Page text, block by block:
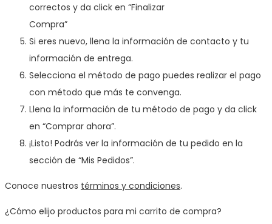
correctos y da click en “Finalizar
Compra”
Si eres nuevo, llena la información de contacto y tu
información de entrega.
Selecciona el método de pago puedes realizar el pago
con método que más te convenga.
Llena la información de tu método de pago y da click
en “Comprar ahora”.
¡Listo! Podrás ver la información de tu pedido en la
sección de “Mis Pedidos”.
Conoce nuestros términos y condiciones.
¿Cómo elijo productos para mi carrito de compra?